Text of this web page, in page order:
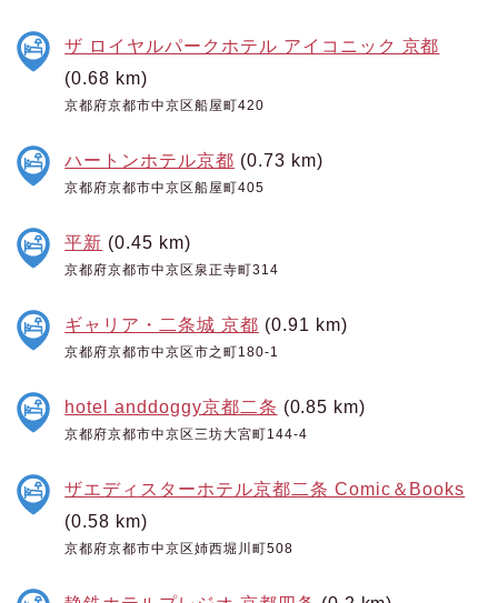
ザ ロイヤルパークホテル アイコニック 京都
(0.68 km)
京都府京都市中京区船屋町420
ハートンホテル京都 (0.73 km)
京都府京都市中京区船屋町405
平新 (0.45 km)
京都府京都市中京区泉正寺町314
ギャリア・二条城 京都 (0.91 km)
京都府京都市中京区市之町180-1
hotel anddoggy京都二条 (0.85 km)
京都府京都市中京区三坊大宮町144-4
ザエディスターホテル京都二条 Comic＆Books
(0.58 km)
京都府京都市中京区姉西堀川町508